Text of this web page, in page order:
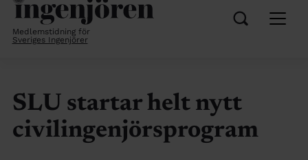
Medlemstidning för
Sveriges Ingenjörer
SLU startar helt nytt
civilingenjörsprogram